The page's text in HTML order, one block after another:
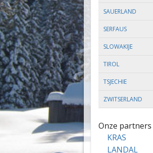
SAUERLAND
SERFAUS
SLOWAKIJE
TIROL
TSJECHIE
ZWITSERLAND
Onze partners
KRAS
LANDAL